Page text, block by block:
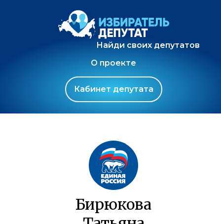
Найди своих депутатов
О проекте
Кабинет депутата
Бирюкова